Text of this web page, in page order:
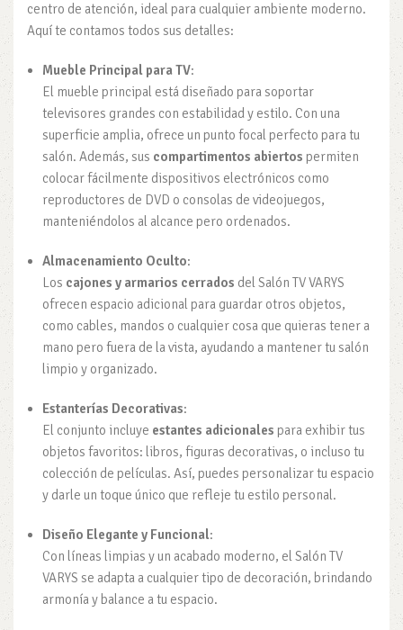
centro de atención, ideal para cualquier ambiente moderno.
Aquí te contamos todos sus detalles:
Mueble Principal para TV:
El mueble principal está diseñado para soportar
televisores grandes con estabilidad y estilo. Con una
superficie amplia, ofrece un punto focal perfecto para tu
salón. Además, sus compartimentos abiertos permiten
colocar fácilmente dispositivos electrónicos como
reproductores de DVD o consolas de videojuegos,
manteniéndolos al alcance pero ordenados.
Almacenamiento Oculto:
Los cajones y armarios cerrados del Salón TV VARYS
ofrecen espacio adicional para guardar otros objetos,
como cables, mandos o cualquier cosa que quieras tener a
mano pero fuera de la vista, ayudando a mantener tu salón
limpio y organizado.
Estanterías Decorativas:
El conjunto incluye estantes adicionales para exhibir tus
objetos favoritos: libros, figuras decorativas, o incluso tu
colección de películas. Así, puedes personalizar tu espacio
y darle un toque único que refleje tu estilo personal.
Diseño Elegante y Funcional:
Con líneas limpias y un acabado moderno, el Salón TV
VARYS se adapta a cualquier tipo de decoración, brindando
armonía y balance a tu espacio.